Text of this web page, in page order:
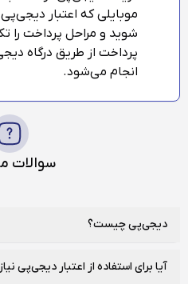
موبایلی که اعتبار
شوید و مراحل پرداخت را
پرداخت از طریق درگاه
انجام می‌شود.
سوالات
دیجی‌پی چیست؟
دیجی‌پی یک پلتفرم خدمات مالی و
خرید اعتباری و پرداخت آنلاین را
آیا برای استفاده از اعتبار دیجی‌پی